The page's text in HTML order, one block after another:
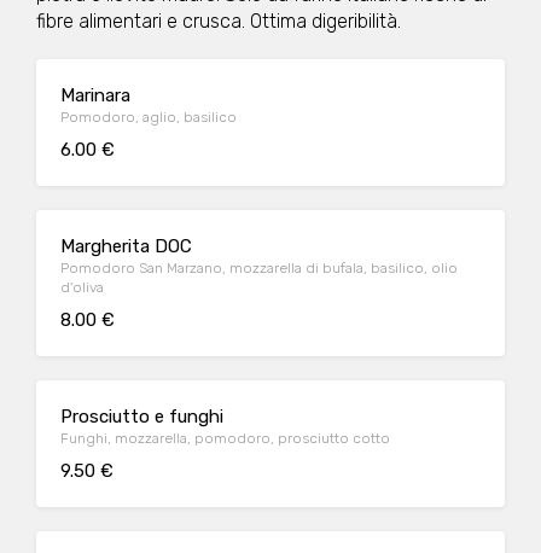
fibre alimentari e crusca. Ottima digeribilità.
Marinara
Pomodoro, aglio, basilico
6.00 €
Margherita DOC
Pomodoro San Marzano, mozzarella di bufala, basilico, olio
d'oliva
8.00 €
Prosciutto e funghi
Funghi, mozzarella, pomodoro, prosciutto cotto
9.50 €